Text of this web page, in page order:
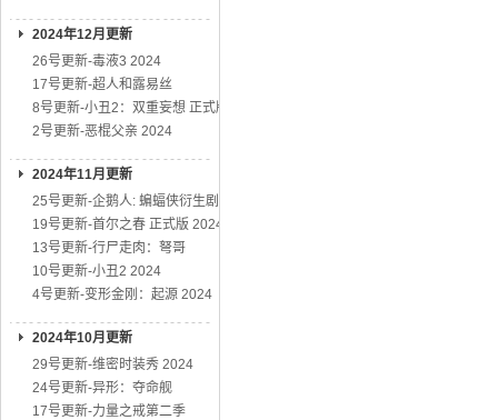
2024年12月更新
26号更新-毒液3 2024
17号更新-超人和露易丝
8号更新-小丑2：双重妄想 正式版
2号更新-恶棍父亲 2024
2024年11月更新
25号更新-企鹅人: 蝙蝠侠衍生剧
19号更新-首尔之春 正式版 2024
13号更新-行尸走肉：弩哥
10号更新-小丑2 2024
4号更新-变形金刚：起源 2024
2024年10月更新
29号更新-维密时装秀 2024
24号更新-异形：夺命舰
17号更新-力量之戒第二季